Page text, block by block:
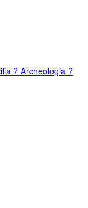
? Archeologia ?